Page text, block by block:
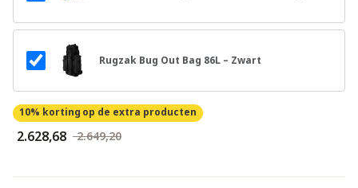
Rugzak Bug Out Bag 86L – Zwart
10% korting op de extra producten
€ 2.628,68 € 2.649,20